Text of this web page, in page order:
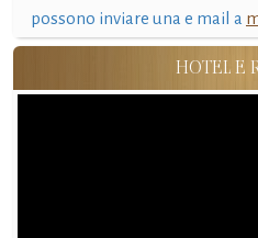
possono inviare una e mail a
HOTEL E